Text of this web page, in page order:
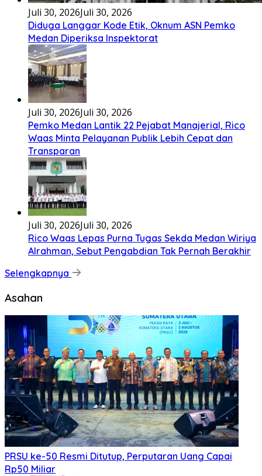
Juli 30, 2026Juli 30, 2026
Diduga Langgar Kode Etik, Oknum ASN Pemko
Medan Diperiksa Inspektorat
Juli 30, 2026Juli 30, 2026
Pemko Medan Lantik 22 Pejabat Manajerial, Rico
Waas Minta Pelayanan Publik Lebih Cepat dan
Transparan
Juli 30, 2026Juli 30, 2026
Rico Waas Lepas Purna Tugas Sekda Medan Wiriya
Alrahman, Sebut Pengabdian Tak Pernah Berakhir
Selengkapnya
Asahan
PRSU ke-50 Resmi Ditutup, Perputaran Uang Capai
Rp50 Miliar